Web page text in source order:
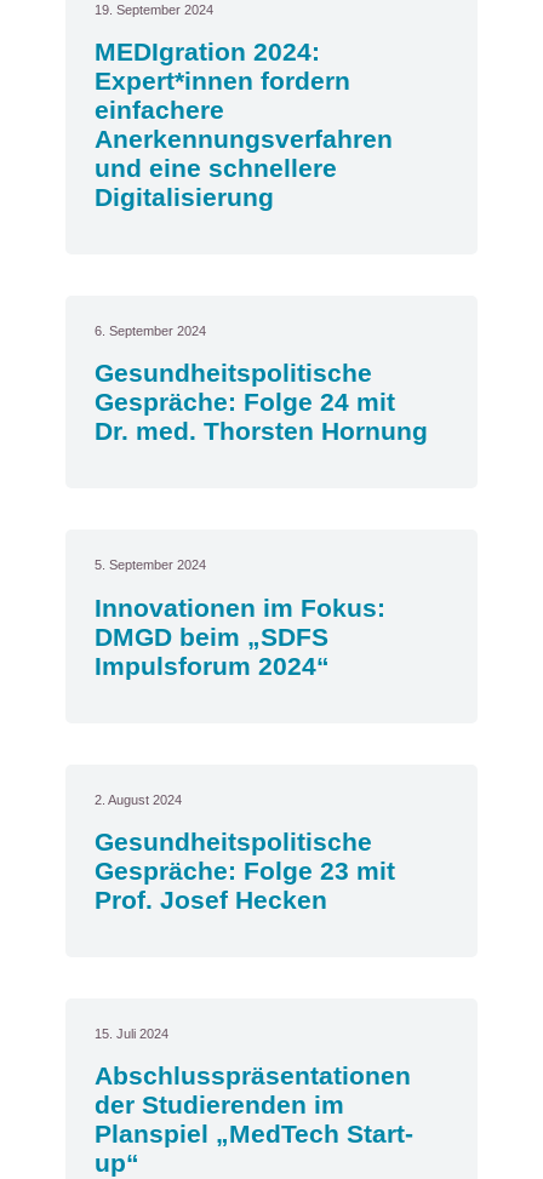
19. September 2024
MEDIgration 2024:
Expert*innen fordern
einfachere
Anerkennungsverfahren
und eine schnellere
Digitalisierung
6. September 2024
Gesundheitspolitische
Gespräche: Folge 24 mit
Dr. med. Thorsten Hornung
5. September 2024
Innovationen im Fokus:
DMGD beim „SDFS
Impulsforum 2024“
2. August 2024
Gesundheitspolitische
Gespräche: Folge 23 mit
Prof. Josef Hecken
15. Juli 2024
Abschlusspräsentationen
der Studierenden im
Planspiel „MedTech Start-
up“